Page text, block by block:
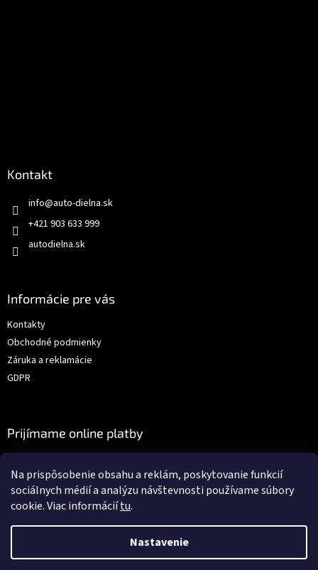
Na prispôsobenie obsahu a reklám, poskytovanie funkcií
sociálnych médií a analýzu návštevnosti používame súbory
cookie. Viac informáciítu.
Nastavenie
Kontakt
info@auto-dielna.sk
+421 903 633 999
autodielna.sk
Informácie pre vás
Kontakty
Obchodné podmienky
Záruka a reklamácie
GDPR
Prijímame online platby